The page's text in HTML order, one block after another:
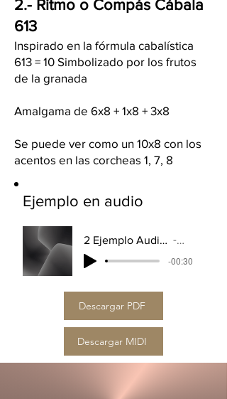
2.- Ritmo o Compás Cábal a
613
Inspirado en la fórmula cabalística
613 = 10 Simbolizado por los frutos
de la granada
Amalgama de 6x8 + 1x8 + 3x8
Se puede ver como un 10x8 con los
acentos en las corcheas 1, 7, 8
Ejemplo en audio
2 Ejemplo Audio Ritmo CABALA 613 - Ibermusicas
Artist
-00:30
Descargar PDF
Descargar MIDI